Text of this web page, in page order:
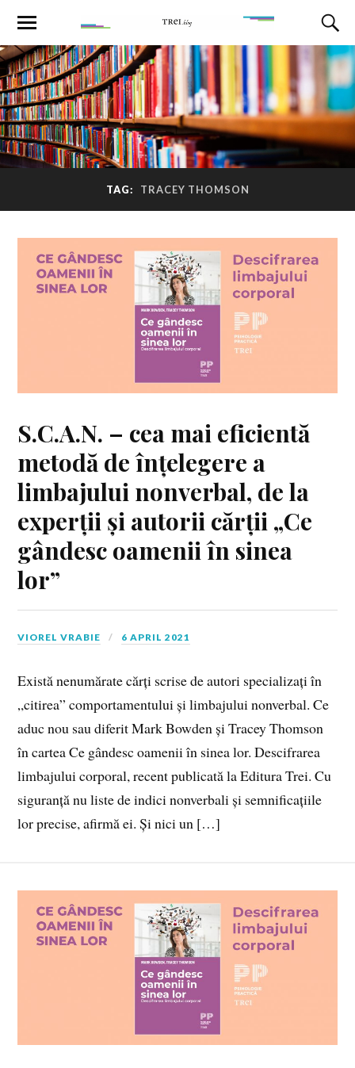
TAG: TRACEY THOMSON
S.C.A.N. – cea mai eficientă
metodă de înțelegere a
limbajului nonverbal, de la
experții și autorii cărții „Ce
gândesc oamenii în sinea
lor”
VIOREL VRABIE 6 APRIL 2021
Există nenumărate cărți scrise de autori specializați în
„citirea” comportamentului și limbajului nonverbal. Ce
aduc nou sau diferit Mark Bowden și Tracey Thomson
în cartea Ce gândesc oamenii în sinea lor. Descifrarea
limbajului corporal, recent publicată la Editura Trei. Cu
siguranță nu liste de indici nonverbali și semnificațiile
lor precise, afirmă ei. Și nici un […]